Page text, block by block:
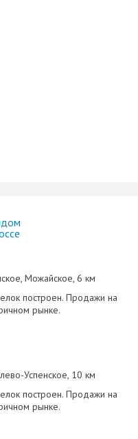
Можайское 6 км
построен. Продажи на
рынке.
Успенское 10 км
построен. Продажи на
рынке.